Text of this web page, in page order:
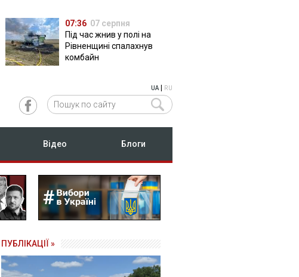
07:36 07 серпня
Під час жнив у полі на
Рівненщині спалахнув
комбайн
UA| RU
Відео Блоги
ПУБЛІКАЦІЇ »